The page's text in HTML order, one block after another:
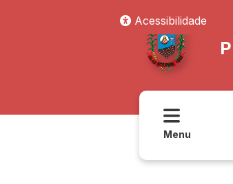
Acessibilidade
Menu